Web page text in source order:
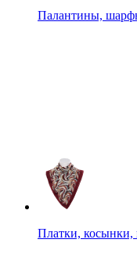
Палантины,
Платки, косынки,